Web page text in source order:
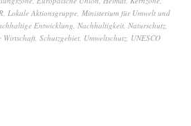
, Lokale Aktionsgruppe, Ministerium für Umwelt und
Entwicklung, Nachhaltigkeit, Naturschutz,
Wirtschaft, Schutzgebiet, Umweltschutz, UNESCO